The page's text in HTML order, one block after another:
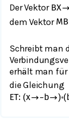
Der Vektor BX→
dem Vektor M B
Schreibt man
erhält man für
die Gleichung
ET: (x→− b→ )∘(